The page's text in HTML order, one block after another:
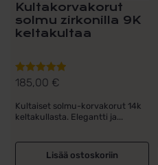
Kultakorvakorut
solmu zirkonilla 9K
keltakultaa
Arvostelu
5.00/ 5
185,00 €
Kultaiset solmu-korvakorut 14k
keltakullasta. Elegantti ja...
Lisää ostoskoriin